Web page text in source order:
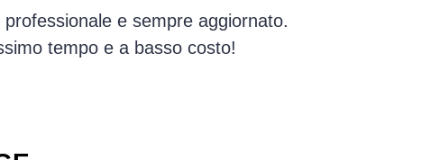
e sempre aggiornato.
tempo e a basso costo!